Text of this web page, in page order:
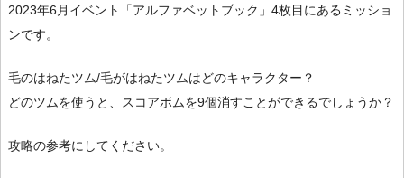
2023年6月イベント「アルファベットブック」4枚目にあるミッショ
ンです。
毛のはねたツム/毛がはねたツムはどのキャラクター？
どのツムを使うと、スコアボムを9個消すことができるでしょうか？
攻略の参考にしてください。